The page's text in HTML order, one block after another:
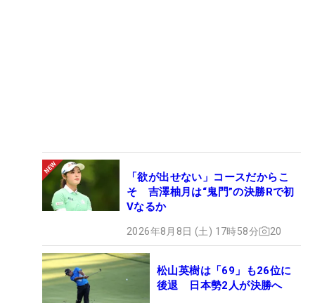
「欲が出せない」コースだからこ
そ 吉澤柚月は“鬼門”の決勝Rで初
Vなるか
2026年8月8日 (土) 17時58分 20
松山英樹は「69」も26位に
後退 日本勢2人が決勝へ